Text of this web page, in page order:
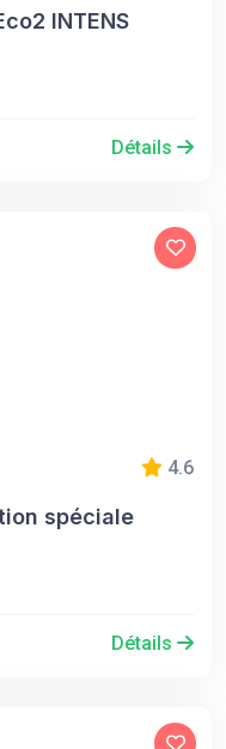
INTENS
Détails
4.6
spéciale
Détails